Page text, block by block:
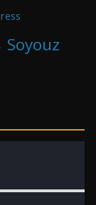
Soyouz